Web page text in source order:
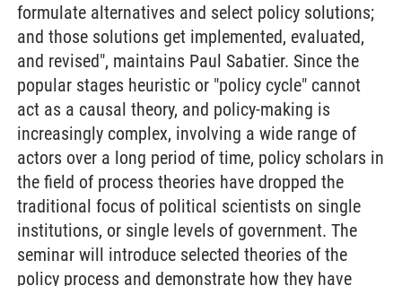
formulate alternatives and select policy solutions;
and those solutions get implemented, evaluated,
and revised", maintains Paul Sabatier. Since the
popular stages heuristic or "policy cycle" cannot
act as a causal theory, and policy-making is
increasingly complex, involving a wide range of
actors over a long period of time, policy scholars in
the field of process theories have dropped the
traditional focus of political scientists on single
institutions, or single levels of government. The
seminar will introduce selected theories of the
policy process and demonstrate how they have